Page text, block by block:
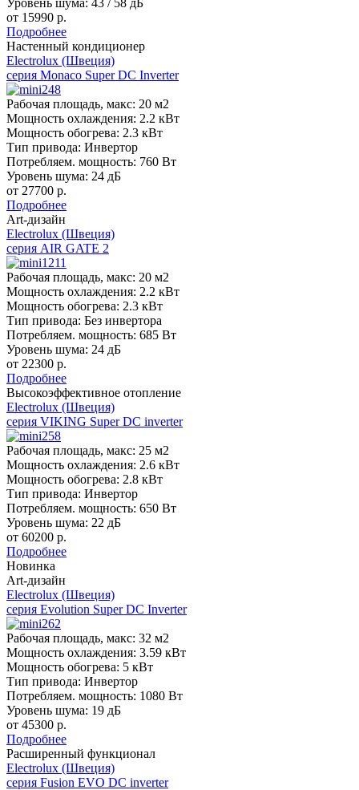
от 15990 р.
Подробнее
Настенный кондиционер
Electrolux (Швеция)
серия Monaco Super DC Inverter
Рабочая площадь, макс: 20 м2
Мощность охлаждения: 2.2 кВт
Мощность обогрева: 2.3 кВт
Тип привода: Инвертор
Потребляем. мощность: 760 Вт
Уровень шума: 24 дБ
от 27700 р.
Подробнее
Art-дизайн
Electrolux (Швеция)
серия AIR GATE 2
Рабочая площадь, макс: 20 м2
Мощность охлаждения: 2.2 кВт
Мощность обогрева: 2.3 кВт
Тип привода: Без инвертора
Потребляем. мощность: 685 Вт
Уровень шума: 24 дБ
от 22300 р.
Подробнее
Высокоэффективное отопление
Electrolux (Швеция)
серия VIKING Super DC inverter
Рабочая площадь, макс: 25 м2
Мощность охлаждения: 2.6 кВт
Мощность обогрева: 2.8 кВт
Тип привода: Инвертор
Потребляем. мощность: 650 Вт
Уровень шума: 22 дБ
от 60200 р.
Подробнее
Новинка
Art-дизайн
Electrolux (Швеция)
серия Evolution Super DC Inverter
Рабочая площадь, макс: 32 м2
Мощность охлаждения: 3.59 кВт
Мощность обогрева: 5 кВт
Тип привода: Инвертор
Потребляем. мощность: 1080 Вт
Уровень шума: 19 дБ
от 45300 р.
Подробнее
Расширенный функционал
Electrolux (Швеция)
серия Fusion EVO DC inverter